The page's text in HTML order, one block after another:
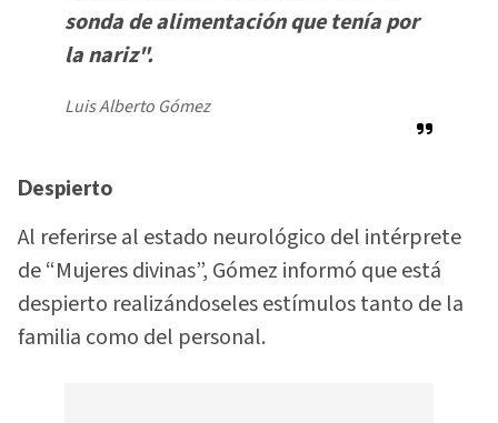
sonda de alimentación que tenía por
la nariz".
Luis Alberto Gómez
Despierto
Al referirse al estado neurológico del intérprete
de “Mujeres divinas”, Gómez informó que está
despierto realizándoseles estímulos tanto de la
familia como del personal.